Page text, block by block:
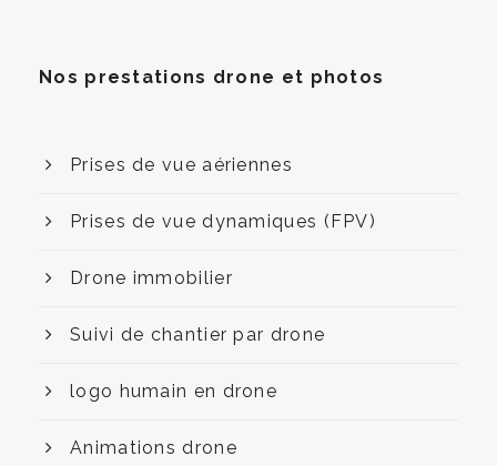
Nos prestations drone et photos
Prises de vue aériennes
Prises de vue dynamiques (FPV)
Drone immobilier
Suivi de chantier par drone
logo humain en drone
Animations drone